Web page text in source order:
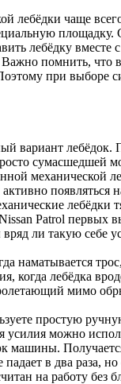
лебёдки чаще
лебёдку
помнить, что
при выборе
вариант лебёдок.
механической
Patrol
ли такую себе
когда лебёдка
мимо
простую
можно
в два раза,
на работу без